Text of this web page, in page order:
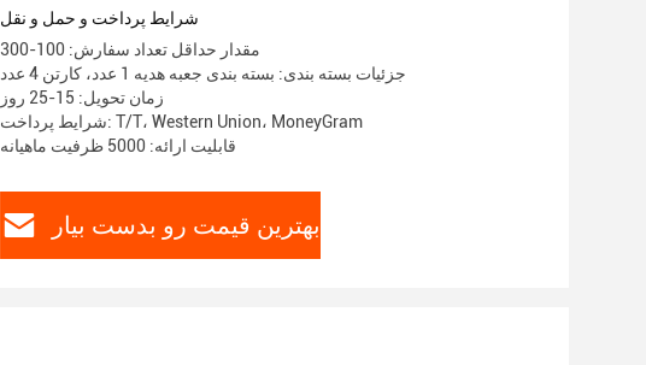
شرایط پرداخت و حمل و نقل
مقدار حداقل تعداد سفارش: 100-300
جزئیات بسته بندی: بسته بندی جعبه هدیه 1 عدد، کارتن 4 عدد
زمان تحویل: 15-25 روز
شرایط پرداخت: T/T، Western Union، MoneyGram
قابلیت ارائه: 5000 ظرفیت ماهیانه
بهترین قیمت رو بدست بیار